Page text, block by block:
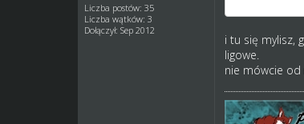
Liczba postów: 35
Liczba wątków: 3
Dołączył: Sep 2012
i tu się mylisz,
ligowe.
nie mówcie od